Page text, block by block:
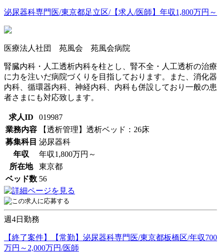
泌尿器科専門医/東京都足立区/【求人/医師】年収1,800万円～
医療法人社団 苑風会 苑風会病院
腎臓内科・人工透析内科を柱とし、腎不全・人工透析の治療
に力を注いだ病院づくりを目指しております。また、消化器
内科、循環器内科、神経内科、内科も併設しており一般の患
者さまにも対応致します。
求人ID
019987
業務内容
【透析管理】透析ベッド：26床
募集科目 泌尿器科
年収
年収1,800万円～
所在地
東京都
ベッド数 56
週4日勤務
【終了案件】【常勤】泌尿器科専門医/東京都板橋区/年収700
万円～2,000万円/医師